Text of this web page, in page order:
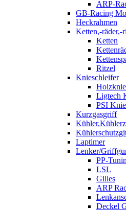
ARP-
GB-Racing
Heckrahmen
Ketten,-räder,-
Ketten
Ritzel
Knieschleifer
Ligtech
PSI
Kurzgasgriff
Laptimer
Lenker/
PP-
LSL
Gilles
ARP
Deckel